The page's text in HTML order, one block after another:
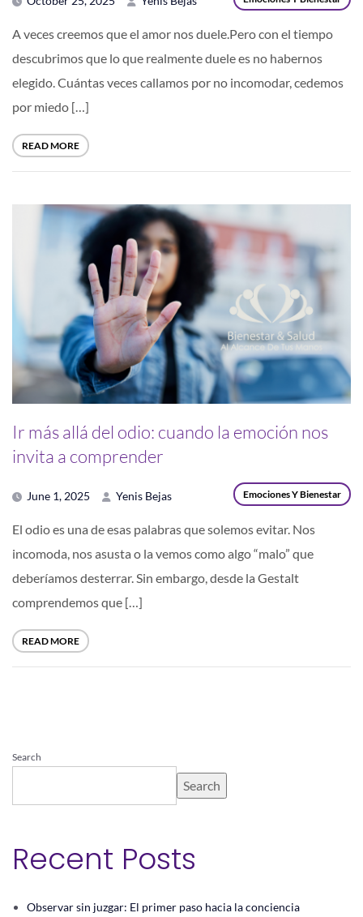
A veces creemos que el amor nos duele.Pero con el tiempo
descubrimos que lo que realmente duele es no habernos
elegido. Cuántas veces callamos por no incomodar, cedemos
por miedo […]
READ MORE
Ir más allá del odio: cuando la emoción nos
invita a comprender
Emociones Y Bienestar
June 1, 2025 Yenis Bejas
El odio es una de esas palabras que solemos evitar. Nos
incomoda, nos asusta o la vemos como algo “malo” que
deberíamos desterrar. Sin embargo, desde la Gestalt
comprendemos que […]
READ MORE
Search
Search
Recent Posts
Observar sin juzgar: El primer paso hacia la conciencia